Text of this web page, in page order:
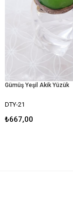
Gümüş Yeşil Akik Yüzük
DTY-21
₺667,00